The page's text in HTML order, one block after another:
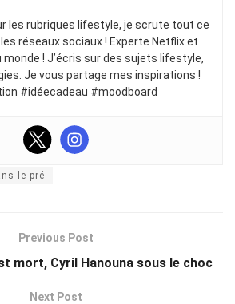
les rubriques lifestyle, je scrute tout ce
réseaux sociaux ! Experte Netflix et
monde ! J’écris sur des sujets lifestyle,
Je vous partage mes inspirations !
#idéecadeau #moodboard
le pré
Previous Post
mort, Cyril Hanouna sous le choc
Next Post